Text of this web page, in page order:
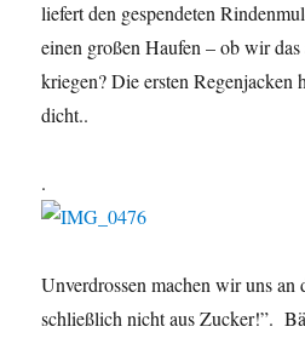
liefert den gespendeten
einen großen Haufen – ob wir
kriegen? Die ersten Regenjacken
dicht..
.
Unverdrossen machen wir uns
schließlich nicht aus Zucker!”.